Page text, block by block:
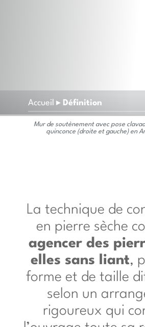
Accueil ▸ Définition
Mur de soutènement avec pose
quinconce (droite et gauche) en
La technique de
en pierre sèche
agencer des
elles sans liant,
forme et de taille
selon un
rigoureux qui